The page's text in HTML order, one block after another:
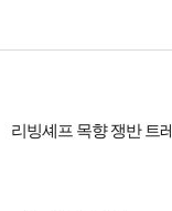
리빙셰프 목향 쟁반 트